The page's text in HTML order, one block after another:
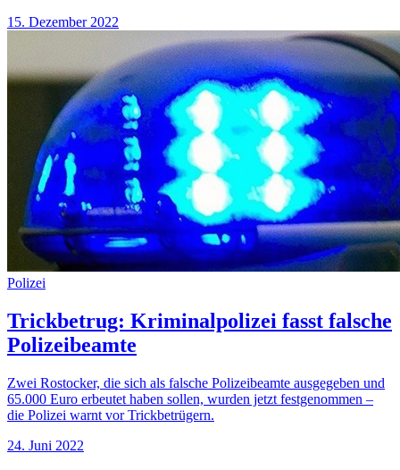
15. Dezember 2022
Polizei
Trickbetrug: Kriminalpolizei fasst falsche
Polizeibeamte
Zwei Rostocker, die sich als falsche Polizeibeamte ausgegeben und
65.000 Euro erbeutet haben sollen, wurden jetzt festgenommen –
die Polizei warnt vor Trickbetrügern.
24. Juni 2022